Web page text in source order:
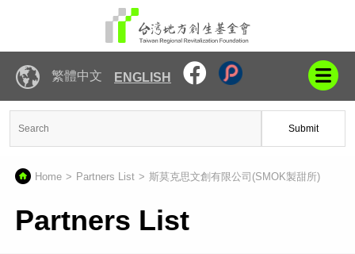
繁體中文 ENGLISH
Submit
Home Partners List 斯莫克思文創有限公司(SMOK製甜所)
Partners List